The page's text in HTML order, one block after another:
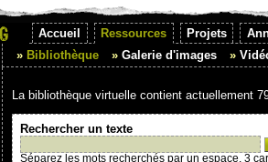
Accueil Ressources Projets
Bibliothèque Galerie d'images
La bibliothèque virtuelle contient actuellement
Rechercher un texte
Séparez les mots recherchés par un espace, 3